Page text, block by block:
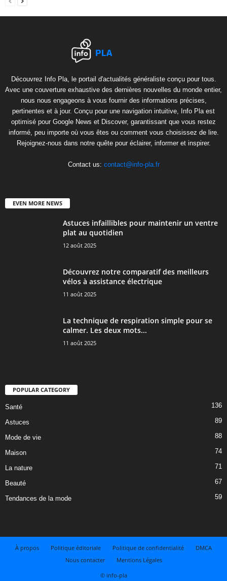
Découvrez Info Pla, le portail d'actualités généraliste conçu pour tous.
Avec une couverture exhaustive des dernières nouvelles du monde entier,
nous nous engageons à vous fournir des informations précises,
pertinentes et à jour. Conçu pour une navigation intuitive, Info Pla est
optimisé pour Google News et Discover, garantissant que vous restez
informé, peu importe où vous êtes ou comment vous choisissez de lire.
Rejoignez-nous dans notre quête pour éclairer, informer et inspirer.
Contact us: contact@info-pla.fr
EVEN MORE NEWS
Astuces infaillibles pour maintenir un ventre
plat au quotidien
12 août 2025
Découvrez notre comparatif des meilleurs
vélos à assistance électrique
11 août 2025
La technique de respiration simple pour se
calmer. Les deux mots...
11 août 2025
POPULAR CATEGORY
Santé 136
Astuces 89
Mode de vie 88
Maison 74
La nature 71
Beauté 67
Tendances de la mode 59
À propos Politique éditoriale Politique de confidentialité
DMCA
Nous contacter
Mentions Légales
© info-pla